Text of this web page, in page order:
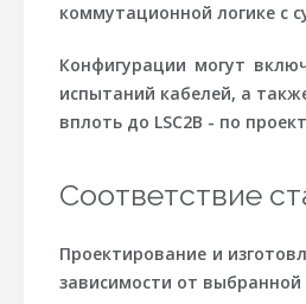
коммутационной логике с
Конфигурации могут
испытаний кабелей, а
вплоть до LSC2B - по
Соответствие
Проектирование и
зависимости от